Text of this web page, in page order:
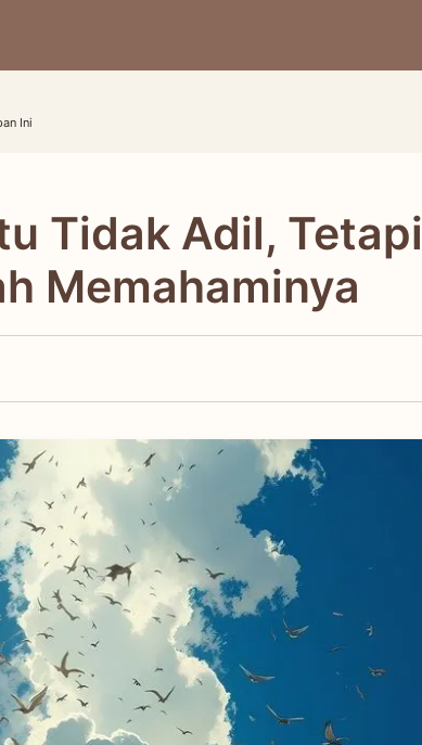
Ini
Tidak Adil, Tetapi
Memahaminya